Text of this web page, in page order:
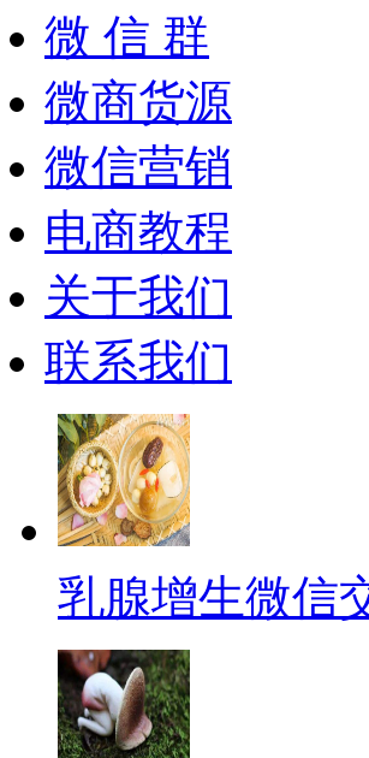
微 信 群
微商货源
微信营销
电商教程
关于我们
联系我们
乳腺增生微信